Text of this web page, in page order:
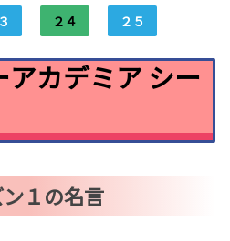
２４ ２５
カデミア シー
１の名言